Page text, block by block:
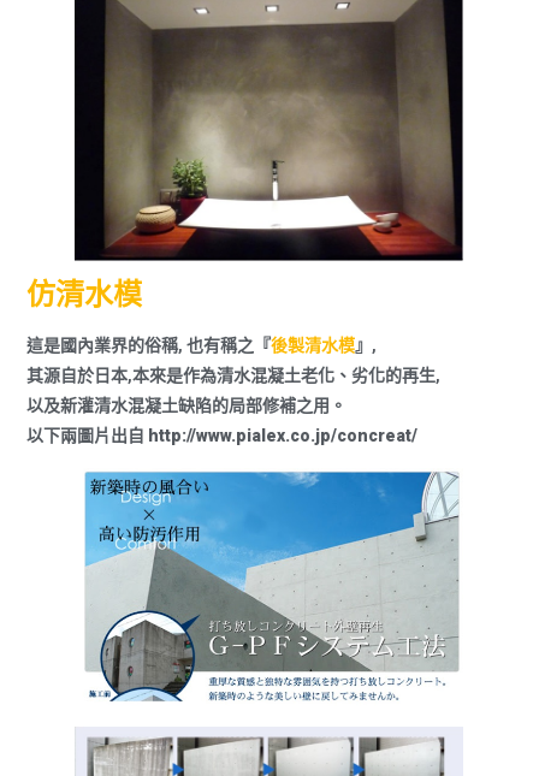
仿清水模
這是國內業界的俗稱, 也有稱之『後製清水模』,
其源自於日本,本來是作為清水混凝土老化、劣化的再生,
以及新灌清水混凝土缺陷的局部修補之用。
以下兩圖片出自 http://www.pialex.co.jp/concreat/